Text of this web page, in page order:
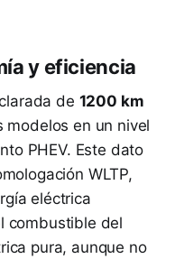
y eficiencia
de 1200 km
modelos en un nivel
PHEV. Este dato
WLTP,
eléctrica
combustible del
pura, aunque no